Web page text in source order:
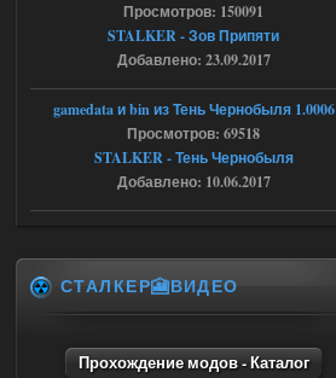
Объединенный Пак 2 + OGSR +
STCoP WP 3.4
15:03
andreyforest1993
это и есть эта версия мода
Объединенный Пак 2 + OGSR
+ STCoP WP 3.4, только нет ни каких
анимаций курения и анимаций еды и
Объединенный Пак 2 + OGSR +
STCoP WP 3.4
Просмотров: 150091
STALKER - Зов Припяти
Добавлено: 23.09.2017
gamedata и bin из Тень Чернобыля 1.0006
Просмотров: 69518
STALKER - Тень Чернобыля
Добавлено: 10.06.2017
СТАЛКЕР🎦ВИДЕО
Прохождение модов - Каталог